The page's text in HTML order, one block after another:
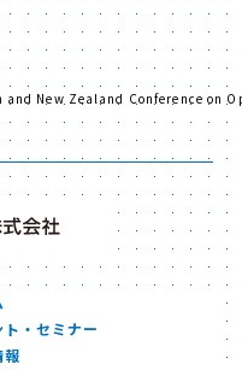
New Zealand Conference on
ト・セミナー
報